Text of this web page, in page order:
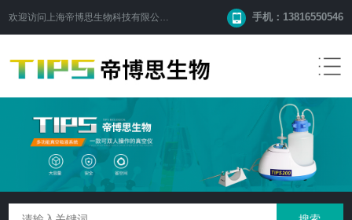
欢迎访问 上海帝博思生物科技有限公司 手机：13816550546